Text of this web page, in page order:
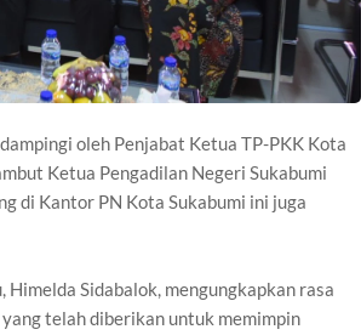
oleh Penjabat Ketua TP-PKK Kota
Ketua Pengadilan Negeri Sukabumi
di Kantor PN Kota Sukabumi ini juga
Sidabalok, mengungkapkan rasa
telah diberikan untuk memimpin